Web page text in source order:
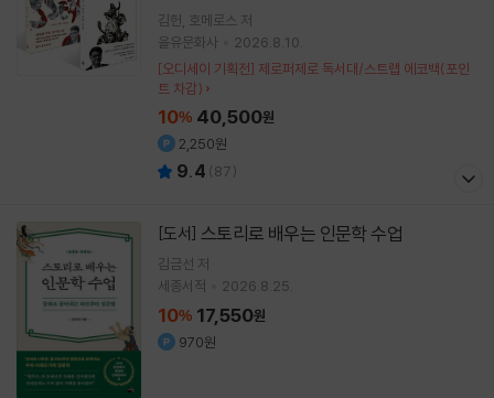
김헌 호메로스 저
을유문화사
2026.8.10.
[오디세이 기획전] 제로퍼제로 독서대/스트랩 에코백(포인
트 차감)
10% 40,500원
2,250원
9.4 (87)
[도서] 스토리로 배우는 인문학 수업
김금선 저
세종서적
2026.8.25.
10% 17,550원
970원